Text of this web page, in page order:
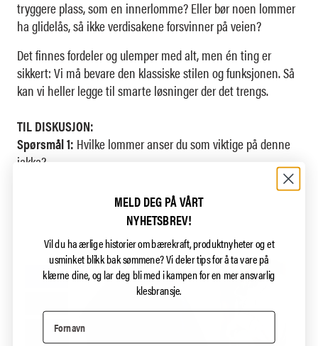
tryggere plass, som en innerlomme? Eller bør noen lommer
ha glidelås, så ikke verdisakene forsvinner på veien?
Det finnes fordeler og ulemper med alt, men én ting er
sikkert: Vi må bevare den klassiske stilen og funksjonen. Så
kan vi heller legge til smarte løsninger der det trengs.
TIL DISKUSJON:
Spørsmål 1: Hvilke lommer anser du som viktige på denne
jakka?
MELD DEG PÅ VÅRT
NYHETSBREV!
Vil du ha ærlige historier om bærekraft, produktnyheter og et
usminket blikk bak sømmene?Vi deler tips for å ta vare på
klærne dine, og lar deg bli med i kampen for en mer ansvarlig
klesbransje.